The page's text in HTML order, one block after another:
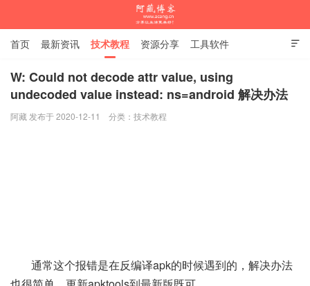
阿藏博客

首页 最新资讯 技术教程 资源分享 工具软件
杂谈随笔
W: Could not decode attr value, using
undecoded value instead: ns=android 解决办法
阿藏 发布于 2020-12-11 分类： 技术教程
通常这个报错是在反编译apk的时候遇到的，解决办法